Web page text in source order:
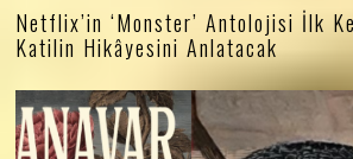
Netflix’in ‘Monster’ Antolojisi İlk
Katilin Hikâyesini Anlatacak